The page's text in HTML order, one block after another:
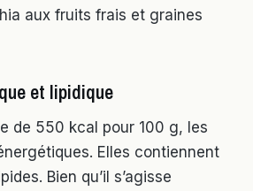
aux fruits frais et graines
et lipidique
de 550 kcal pour 100 g, les
Elles contiennent
Bien qu’il s’agisse